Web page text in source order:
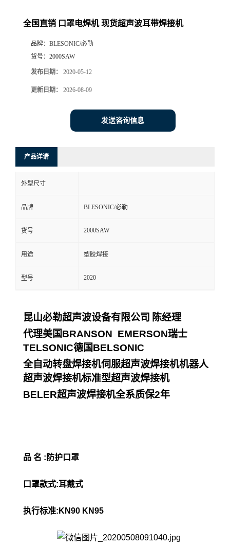
全国直销 口罩电焊机 现货超声波耳带焊接机
品牌： BLESONIC/必勒
货号： 2000SAW
发布日期： 2020-05-12
更新日期： 2026-08-09
发送咨询信息
产品详请
外型尺寸
品牌 BLESONIC/必勒
货号 2000SAW
用途 塑胶焊接
型号 2020
昆山必勒超声波设备有限公司 陈经理
代理美国BRANSON EMERSON瑞士
TELSONIC德国BELSONIC
全自动转盘焊接机伺服超声波焊接机机器人
超声波焊接机标准型超声波焊接机
BELER超声波焊接机全系质保2年
品 名 :防护口罩
口罩款式:耳戴式
执行标准:KN90 KN95